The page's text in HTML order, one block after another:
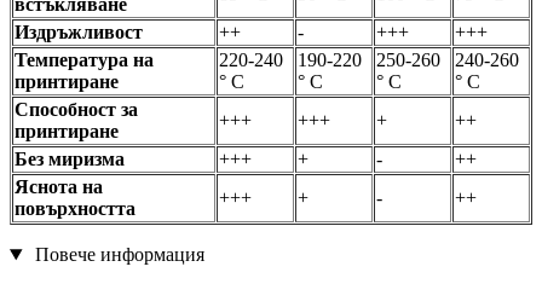
встъкляване
Издръжливост
++ - +++
+++
Температура на
принтиране
220-240
° С
190-220
° С
250-260
° С
240-260
° С
Способност за
принтиране
+++ +++ +
++
Без миризма
+++ + -
++
Яснота на
повърхността
+++ + - ++
Повече информация